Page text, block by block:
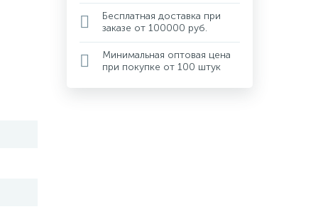
Бесплатная доставка при
заказе от 100000 руб.
Минимальная оптовая цена
при покупке от 100 штук